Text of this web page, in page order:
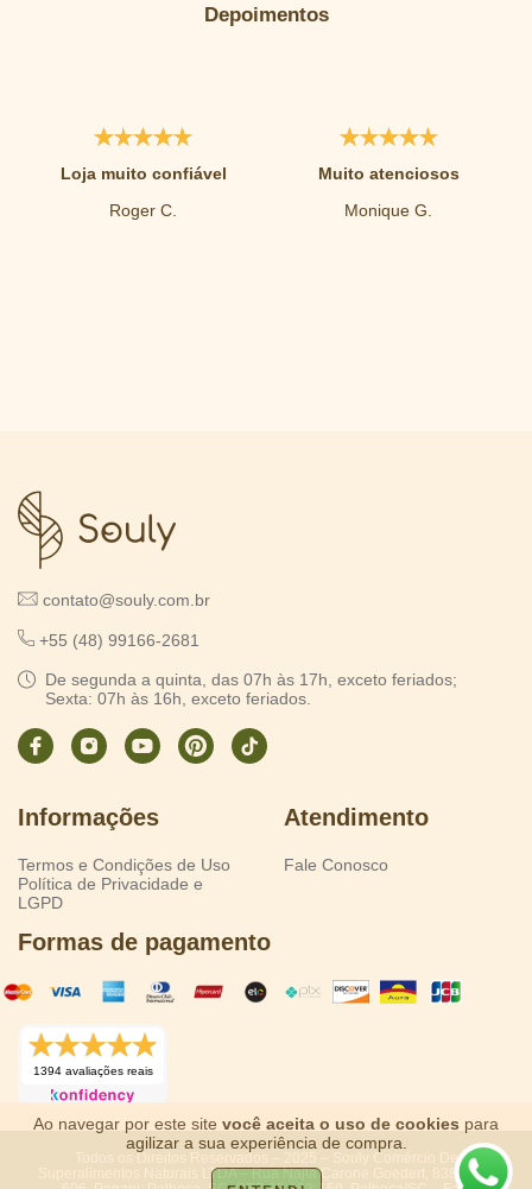
Ao navegar por este site você aceita o uso de cookies para
agilizar a sua experiência de compra.
Depoimentos
Loja muito confiável
Roger C.
Muito atenciosos
Monique G.
contato@souly.com.br
+55 (48) 99166-2681
De segunda a quinta, das 07h às 17h, exceto feriados;
Sexta: 07h às 16h, exceto feriados.
Informações
Termos e Condições de Uso
Política de Privacidade e
LGPD
Atendimento
Fale Conosco
Formas de pagamento
1394 avaliações reais
Todos os Direitos Reservados – 2025 – Souly Comércio De
Superalimentos Naturais LTDA – Rua Najla Carone Goedert, 838, Sala